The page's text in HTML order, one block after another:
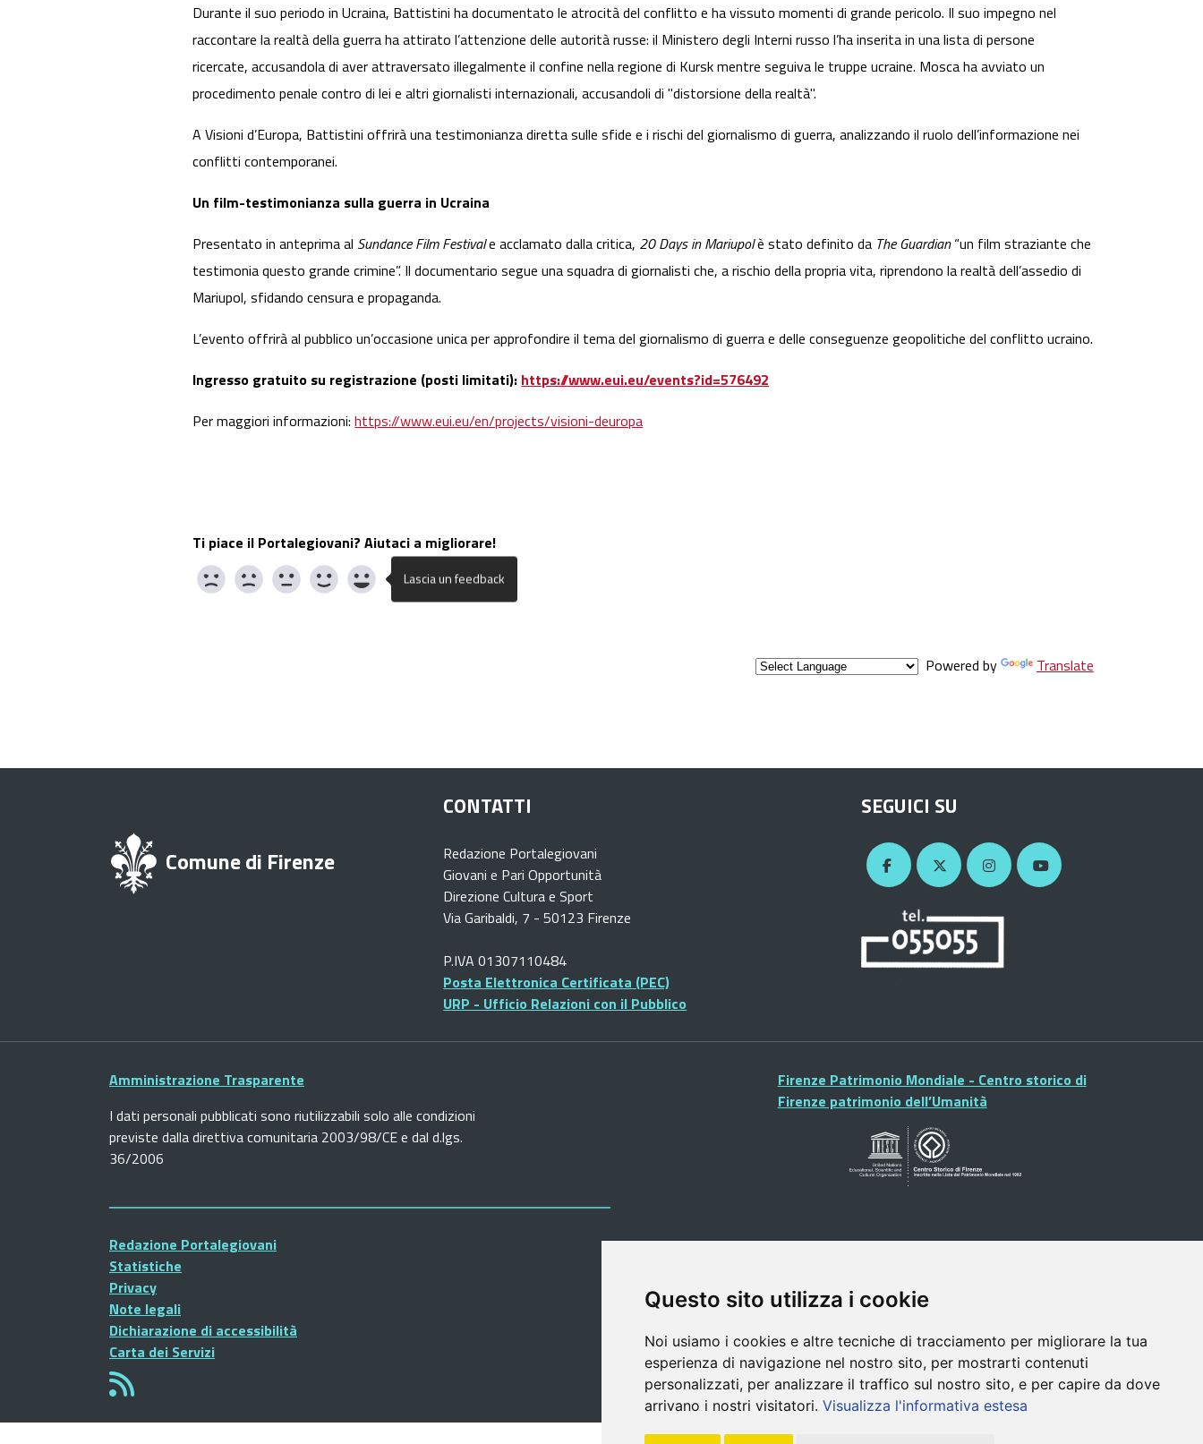
Questo sito utilizza i cookie
Noi usiamo i cookies e altre tecniche di tracciamento per migliorare la tua
esperienza di navigazione nel nostro sito, per mostrarti contenuti
personalizzati, per analizzare il traffico sul nostro sito, e per capire da dove
arrivano i nostri visitatori. Visualizza l'informativa estesa
Durante il suo periodo in Ucraina, Battistini ha documentato le atrocità del conflitto e ha vissuto momenti di grande pericolo. Il suo impegno nel
raccontare la realtà della guerra ha attirato l’attenzione delle autorità russe: il Ministero degli Interni russo l’ha inserita in una lista di persone
ricercate, accusandola di aver attraversato illegalmente il confine nella regione di Kursk mentre seguiva le truppe ucraine. Mosca ha avviato un
procedimento penale contro di lei e altri giornalisti internazionali, accusandoli di "distorsione della realtà".
A Visioni d’Europa, Battistini offrirà una testimonianza diretta sulle sfide e i rischi del giornalismo di guerra, analizzando il ruolo dell’informazione nei
conflitti contemporanei.
Un film-testimonianza sulla guerra in Ucraina
Presentato in anteprima al Sundance Film Festivale acclamato dalla critica, 20 Days in Mariupolè stato definito da The Guardian“un film straziante che
testimonia questo grande crimine”. Il documentario segue una squadra di giornalisti che, a rischio della propria vita, riprendono la realtà dell’assedio di
Mariupol, sfidando censura e propaganda.
L’evento offrirà al pubblico un’occasione unica per approfondire il tema del giornalismo di guerra e delle conseguenze geopolitiche del conflitto ucraino.
Ingresso gratuito su registrazione (posti limitati): https://www.eui.eu/events?id=576492
Per maggiori informazioni:https://www.eui.eu/en/projects/visioni-deuropa
Ti piace il Portalegiovani? Aiutaci a migliorare!
Powered by Translate
Comune di Firenze
CONTATTI
Redazione Portalegiovani
Giovani e Pari Opportunità
Direzione Cultura e Sport
Via Garibaldi, 7 - 50123 Firenze
P.IVA 01307110484
Posta Elettronica Certificata (PEC)
URP - Ufficio Relazioni con il Pubblico
SEGUICI SU
Amministrazione Trasparente
I dati personali pubblicati sono riutilizzabili solo alle condizioni
previste dalla direttiva comunitaria 2003/98/CE e dal d.lgs.
36/2006
Firenze Patrimonio Mondiale - Centro storico di
Firenze patrimonio dell’Umanità
Redazione Portalegiovani
Statistiche
Privacy
Note legali
Dichiarazione di accessibilità
Carta dei Servizi